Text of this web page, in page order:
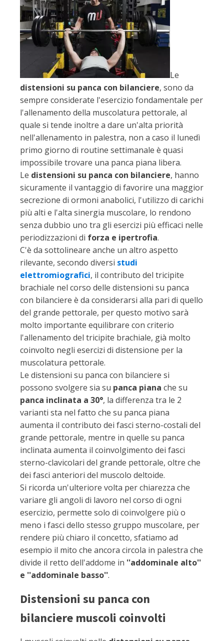
Le
distensioni su panca con bilanciere, sono da
sempre considerate l'esercizio fondamentale per
l'allenamento della muscolatura pettorale, al
quale si tende inoltre a dare un'alta priorità
nell'allenamento in palestra, non a caso il lunedì
primo giorno di routine settimanale è quasi
impossibile trovare una panca piana libera.
Le distensioni su panca con bilanciere, hanno
sicuramente il vantaggio di favorire una maggior
secrezione di ormoni anabolici, l'utilizzo di carichi
più alti e l'alta sinergia muscolare, lo rendono
senza dubbio uno tra gli esercizi più efficaci nelle
periodizzazioni di forza e ipertrofia.
C'è da sottolineare anche un altro aspetto
rilevante, secondo diversi studi
elettromiografici, il contributo del tricipite
brachiale nel corso delle distensioni su panca
con bilanciere è da considerarsi alla pari di quello
del grande pettorale, per questo motivo sarà
molto importante equilibrare con criterio
l'allenamento del tricipite brachiale, già molto
coinvolto negli esercizi di distensione per la
muscolatura pettorale.
Le distensioni su panca con bilanciere si
possono svolgere sia su panca piana che su
panca inclinata a 30°, la differenza tra le 2
varianti sta nel fatto che su panca piana
aumenta il contributo dei fasci sterno-costali del
grande pettorale, mentre in quelle su panca
inclinata aumenta il coinvolgimento dei fasci
sterno-clavicolari del grande pettorale, oltre che
dei fasci anteriori del muscolo deltoide.
Si ricorda un'ulteriore volta per chiarezza che
variare gli angoli di lavoro nel corso di ogni
esercizio, permette solo di coinvolgere più o
meno i fasci dello stesso gruppo muscolare, per
rendere più chiaro il concetto, sfatiamo ad
esempio il mito che ancora circola in palestra che
divide il retto dell'addome in ''addominale alto''
e ''addominale basso''.
Distensioni su panca con
bilanciere muscoli coinvolti